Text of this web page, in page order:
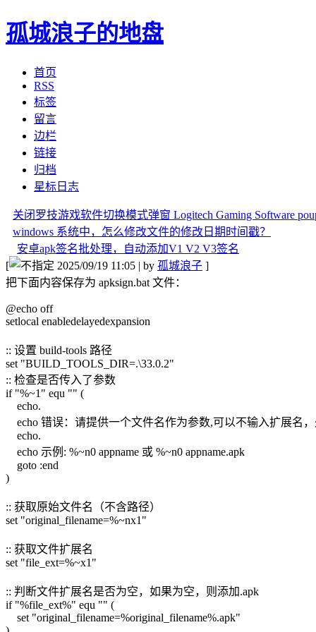
孤城浪子的地盘
首页
RSS
标签
留言
边栏
链接
归档
星标日志
关闭罗技游戏软件切换模式弹窗 Logitech Gaming Software
windows 系统中，怎么修改文件的修改日期时间戳？
安卓apk签名批处理，自动添加V1 V2 V3签名
[
2025/09/19 11:05 | by 孤城浪子 ]
把下面内容保存为 apksign.bat 文件：
@echo off
setlocal enabledelayedexpansion
:: 设置 build-tools 路径
set "BUILD_TOOLS_DIR=.\33.0.2"
:: 检查是否传入了参数
if "%~1" equ "" (
echo.
echo 错误：请提供一个文件名作为参数,可以不输入扩展名，
echo.
echo 示例: %~n0 appname 或 %~n0 appname.apk
goto :end
)
:: 获取原始文件名（不含路径）
set "original_filename=%~nx1"
:: 获取文件扩展名
set "file_ext=%~x1"
:: 判断文件扩展名是否为空，如果为空，则添加.apk
if "%file_ext%" equ "" (
set "original_filename=%original_filename%.apk"